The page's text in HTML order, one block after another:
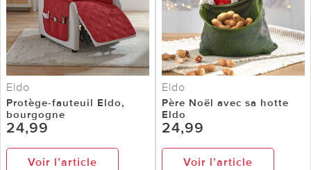
Eldo
Protège-fauteuil Eldo,
bourgogne
24,99
Voir l’article
Eldo
Père Noël avec sa hotte
Eldo
24,99
Voir l’article